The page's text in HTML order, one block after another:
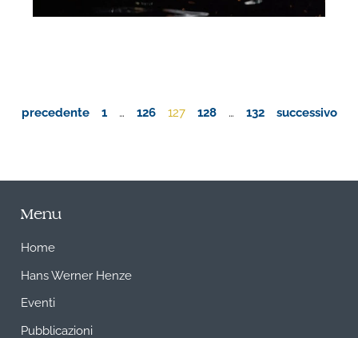
precedente 1 … 126 127 128 … 132 successivo
Menu
Home
Hans Werner Henze
Eventi
Pubblicazioni